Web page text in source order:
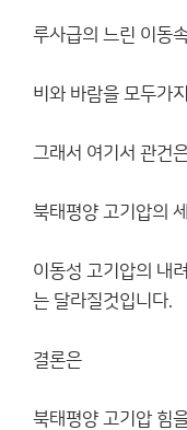
루사급의 느린 이동
비와 바람을 모두가
그래서 여기서 관건
북태평양 고기압의
이동성 고기압의 내
는 달라질것입니다.
결론은
북태평양 고기압 힘